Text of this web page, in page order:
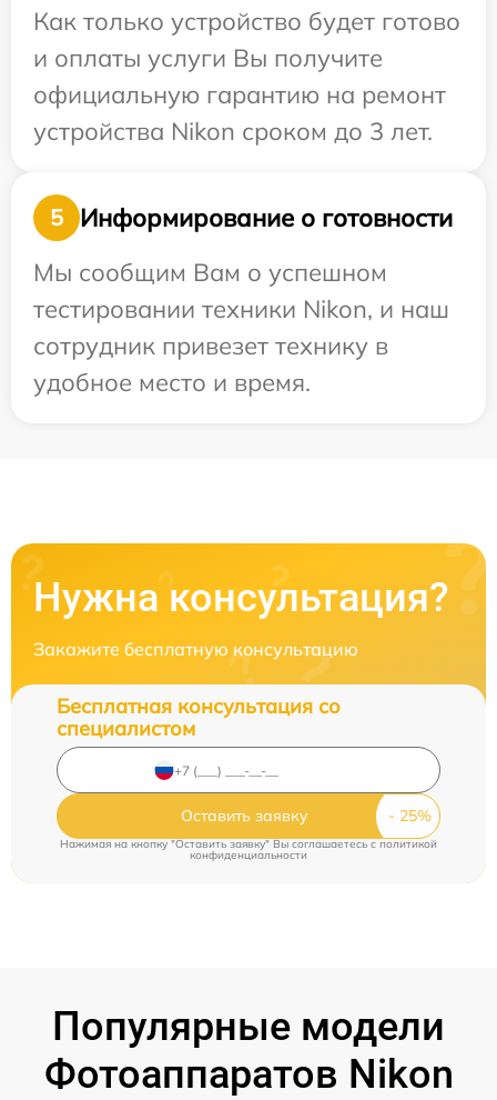
Как только устройство будет готово
и оплаты услуги Вы получите
официальную гарантию на ремонт
устройства Nikon сроком до 3 лет.
5
Информирование о готовности
Мы сообщим Вам о успешном
тестировании техники Nikon, и наш
сотрудник привезет технику в
удобное место и время.
Нужна консультация?
Закажите бесплатную консультацию
Бесплатная консультация со
специалистом
Оставить заявку
Нажимая на кнопку "Оставить заявку" Вы соглашаетесь c политикой
конфиденциальности
Популярные модели
Фотоаппаратов Nikon